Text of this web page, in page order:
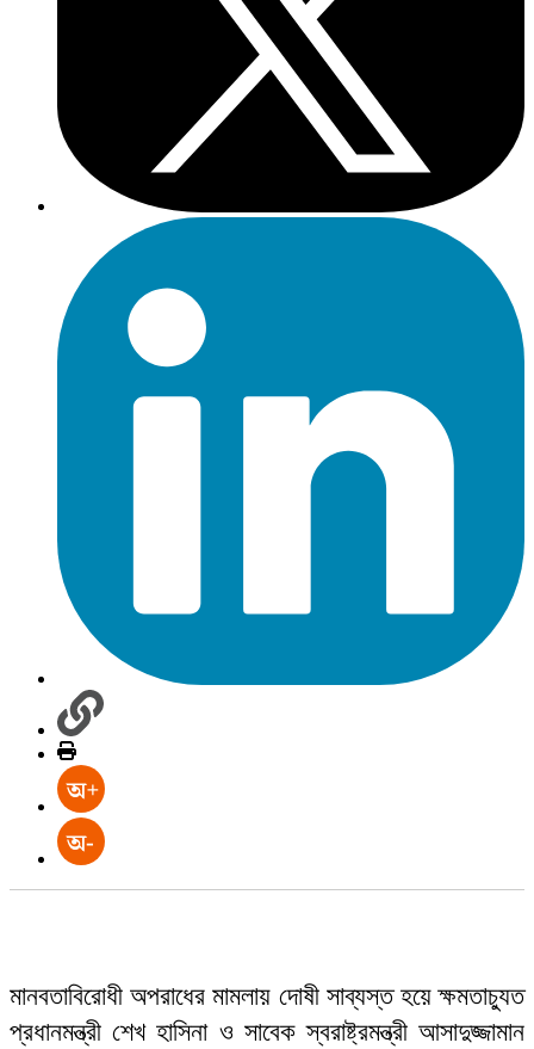
মানবতাবিরোধী অপরাধের মামলায় দোষী সাব্যস্ত হয়ে ক্ষমতাচ্যুত
প্রধানমন্ত্রী শেখ হাসিনা ও সাবেক স্বরাষ্ট্রমন্ত্রী আসাদুজ্জামান